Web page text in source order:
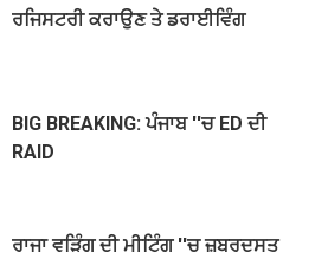
ਰਜਿਸਟਰੀ ਕਰਾਉਣ ਤੇ ਡਰਾਈਵਿੰਗ
BIG BREAKING: ਪੰਜਾਬ ''ਚ ED ਦੀ
RAID
ਰਾਜਾ ਵੜਿੰਗ ਦੀ ਮੀਟਿੰਗ ''ਚ ਜ਼ਬਰਦਸਤ